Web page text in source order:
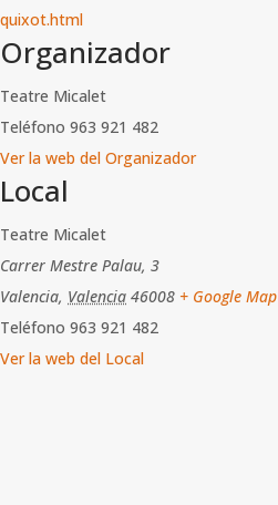
quixot.html
Organizador
Teatre Micalet
Teléfono 963 921 482
Ver la web del Organizador
Local
Teatre Micalet
Carrer Mestre Palau, 3
Valencia, Valencia 46008 + Google Map
Teléfono 963 921 482
Ver la web del Local